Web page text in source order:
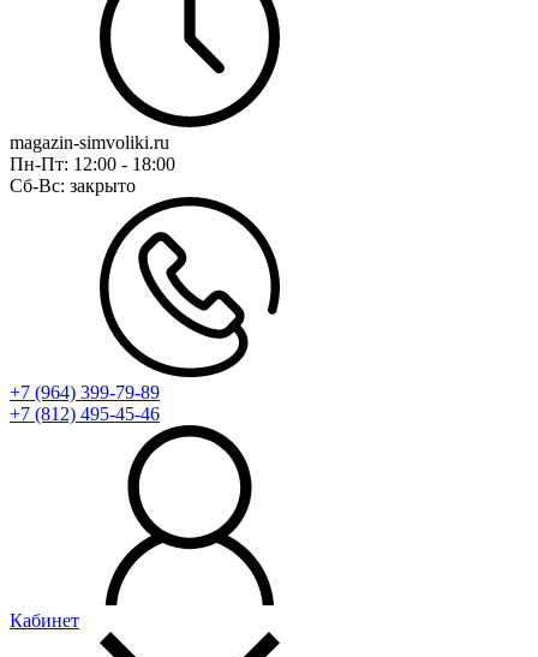
magazin-simvoliki.ru
Пн-Пт: 12:00 - 18:00
Сб-Вс: закрыто
+7 (964) 399-79-89
+7 (812) 495-45-46
Кабинет